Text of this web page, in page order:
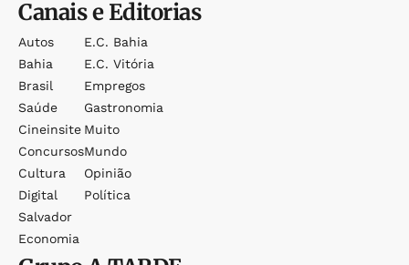
Canais e Editorias
Autos
Bahia
Brasil
Saúde
Cineinsite
Concursos
Cultura
Digital
Salvador
Economia
E.c. Bahia
E.c. Vitória
Empregos
Gastronomia
Muito
Mundo
Opinião
Política